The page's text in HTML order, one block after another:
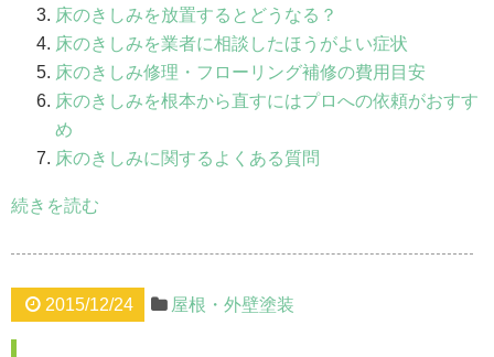
床のきしみを放置するとどうなる？
床のきしみを業者に相談したほうがよい症状
床のきしみ修理・フローリング補修の費用目安
床のきしみを根本から直すにはプロへの依頼がおすす
め
床のきしみに関するよくある質問
続きを読む
2015/12/24 屋根・外壁塗装